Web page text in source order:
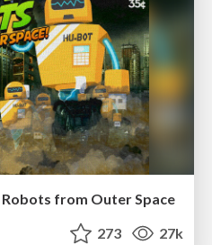
from Outer Space
273 27k